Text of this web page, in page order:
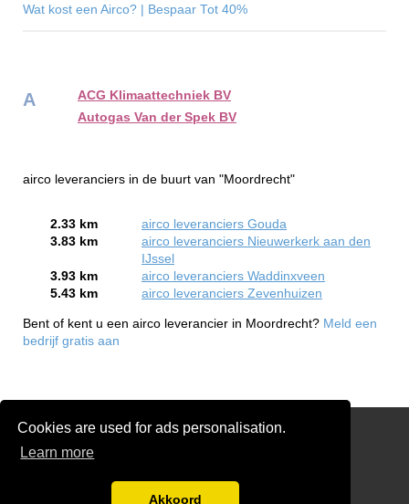
Cookies are used for ads personalisation.
Learn more
Akkoord
Wat kost een Airco? | Bespaar Tot 40%‎
A
ACG Klimaattechniek BV
Autogas Van der Spek BV
airco leveranciers in de buurt van "Moordrecht"
2.33 km
airco leveranciers Gouda
3.83 km
airco leveranciers Nieuwerkerk aan den
IJssel
3.93 km
airco leveranciers Waddinxveen
5.43 km
airco leveranciers Zevenhuizen
Bent of kent u een airco leverancier in Moordrecht? Meld een
bedrijf gratis aan
Gratis Airco Offertes Vergelijken
Disclaimer